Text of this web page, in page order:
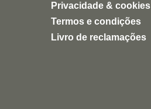
Privacidade & cookies
Termos e condições
Livro de reclamações